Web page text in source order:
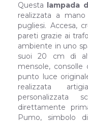
Questa lampada
realizzata a
pugliesi. Accesa,
pareti grazie ai
ambiente in uno
suoi 20 cm di
mensole,
punto luce
realizzata
personalizzata
direttamente
Pumo, simbolo